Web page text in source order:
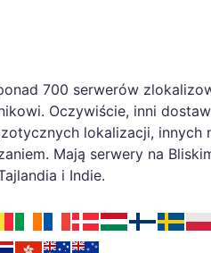
700 serwerów
Oczywiście, inni
lokalizacji, innych
Mają serwery na
i Indie.